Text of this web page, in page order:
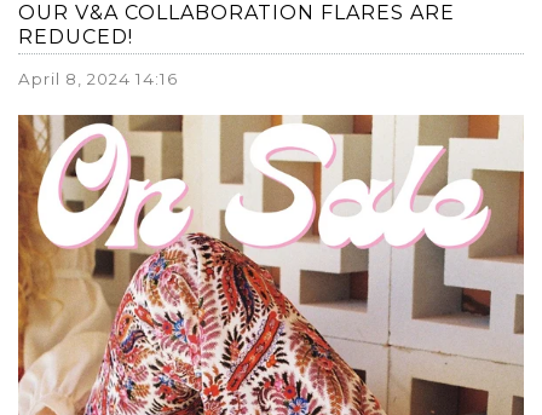
OUR V&A COLLABORATION FLARES ARE
REDUCED!
April 8, 2024 14:16